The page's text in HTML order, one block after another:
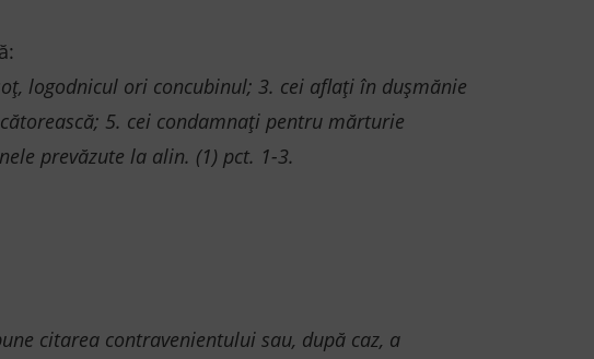
logodnicul ori concubinul; 3. cei aflaţi în duşmănie
5. cei condamnaţi pentru mărturie
prevăzute la alin. (1) pct. 1-3.
citarea contravenientului sau, după caz, a